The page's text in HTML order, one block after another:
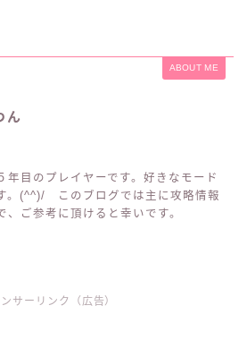
ABOUT ME
ん
年目のプレイヤーです。好きなモード
。(^^)/ このブログでは主に攻略情報
、ご参考に頂けると幸いです。
サーリンク（広告）